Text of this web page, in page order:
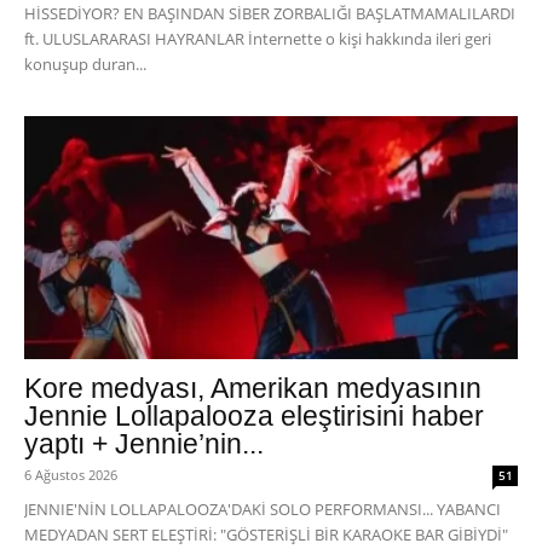
HİSSEDİYOR? EN BAŞINDAN SİBER ZORBALIĞI BAŞLATMAMALILARDI
ft. ULUSLARARASI HAYRANLAR İnternette o kişi hakkında ileri geri
konuşup duran...
Kore medyası, Amerikan medyasının
Jennie Lollapalooza eleştirisini haber
yaptı + Jennie’nin...
6 Ağustos 2026 51
JENNIE'NİN LOLLAPALOOZA'DAKİ SOLO PERFORMANSI... YABANCI
MEDYADAN SERT ELEŞTİRİ: "GÖSTERİŞLİ BİR KARAOKE BAR GİBİYDİ"